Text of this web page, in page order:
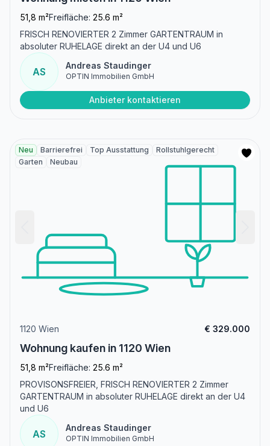
51,8 m²Freifläche: 25.6 m²
FRISCH RENOVIERTER 2 Zimmer GARTENTRAUM in
absoluter RUHELAGE direkt an der U4 und U6
AS
Andreas Staudinger
OPTIN Immobilien GmbH
Anbieter kontaktieren
Neu Barrierefrei Top Ausstattung
Rollstuhlgerecht
Garten
Neubau
1120 Wien € 329.000
Wohnung kaufen in 1120 Wien
51,8 m²Freifläche: 25.6 m²
PROVISONSFREIER, FRISCH RENOVIERTER 2 Zimmer
GARTENTRAUM in absoluter RUHELAGE direkt an der U4
und U6
AS
Andreas Staudinger
OPTIN Immobilien GmbH